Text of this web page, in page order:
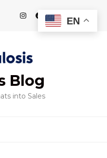
Blog
into Sales
EN